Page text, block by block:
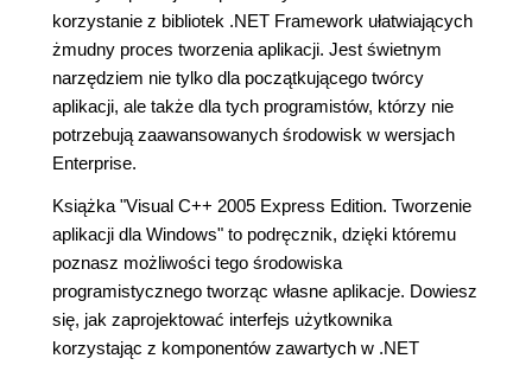
korzystanie z bibliotek .NET Framework ułatwiających
żmudny proces tworzenia aplikacji. Jest świetnym
narzędziem nie tylko dla początkującego twórcy
aplikacji, ale także dla tych programistów, którzy nie
potrzebują zaawansowanych środowisk w wersjach
Enterprise.
Książka "Visual C++ 2005 Express Edition. Tworzenie
aplikacji dla Windows" to podręcznik, dzięki któremu
poznasz możliwości tego środowiska
programistycznego tworząc własne aplikacje. Dowiesz
się, jak zaprojektować interfejs użytkownika
korzystając z komponentów zawartych w .NET